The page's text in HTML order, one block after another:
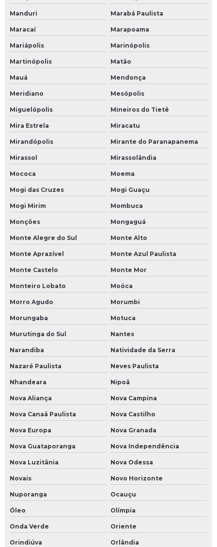
Manduri Marabá Paulista
Maracaí Marapoama
Mariápolis Marinópolis
Martinópolis Matão
Mauá Mendonça
Meridiano Mesópolis
Miguelópolis Mineiros do Tietê
Mira Estrela Miracatu
Mirandópolis Mirante do Paranapanema
Mirassol Mirassolândia
Mococa Moema
Mogi das Cruzes Mogi Guaçu
Mogi Mirim Mombuca
Monções Mongaguá
Monte Alegre do Sul Monte Alto
Monte Aprazível Monte Azul Paulista
Monte Castelo Monte Mor
Monteiro Lobato Moóca
Morro Agudo Morumbi
Morungaba Motuca
Murutinga do Sul Nantes
Narandiba Natividade da Serra
Nazaré Paulista Neves Paulista
Nhandeara Nipoã
Nova Aliança Nova Campina
Nova Canaã Paulista Nova Castilho
Nova Europa Nova Granada
Nova Guataporanga Nova Independência
Nova Luzitânia Nova Odessa
Novais Novo Horizonte
Nuporanga Ocauçu
Óleo Olímpia
Onda Verde Oriente
Orindiúva Orlândia